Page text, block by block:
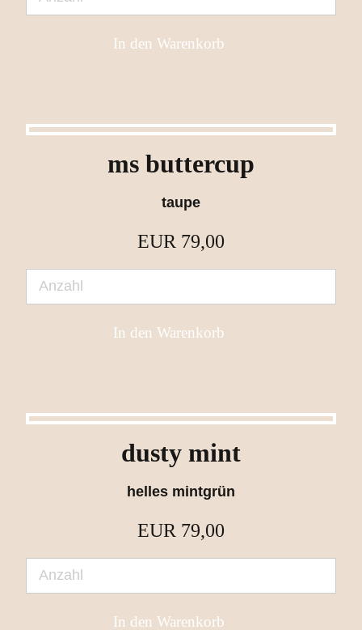
ms buttercup
taupe
EUR 79,00
dusty mint
helles mintgrün
EUR 79,00